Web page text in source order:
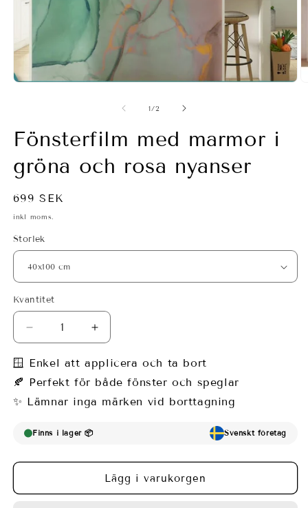
1/av
2
Fönsterfilm med marmor i
gröna och rosa nyanser
Ordinarie
pris
699 SEK
inkl moms.
Storlek
Kvantitet
Minska
kvantitet
för
Fönsterfilm
marmor
gröna
rosa
Öka
kvantitet
för
Fönsterfilm
marmor
rosa
nyanser
🪟 Enkel att applicera och ta bort
🍂 Perfekt för både fönster och speglar
✨ Lämnar inga märken vid borttagning
Finns i lager 📦 Svenskt företag
Lägg i varukorgen